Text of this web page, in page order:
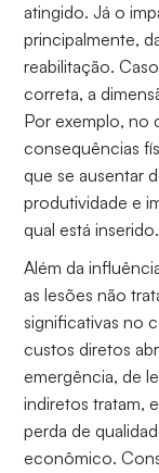
atingido. Já o
principalmente,
reabilitação.
correta, a
Por exemplo, no
consequências
que se ausentar
produtividade e
qual está inserido.
Além da
as lesões não
significativas no
custos diretos
emergência, de
indiretos tratam,
perda de
econômico.